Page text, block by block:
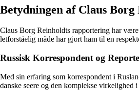
Betydningen af Claus
Claus Borg Reinholdts rapportering har
letforståelig måde har gjort ham til en
Russisk Korrespondent og
Med sin erfaring som korrespondent i
danske seere og den komplekse virkelighed